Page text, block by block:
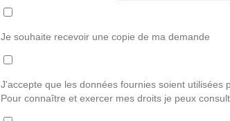
Types
de
fichiers
pdf,
jpeg,
xlsx,
docx.
Je souhaite recevoir une copie de ma demande
J'accepte que les données fournies soient utilisées
Pour connaître et exercer mes droits je peux